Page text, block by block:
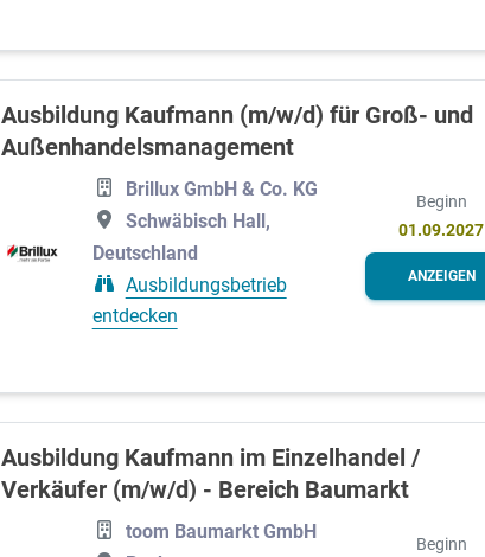
Ausbildung Kaufmann (m/w/d) für Groß- und
Außenhandelsmanagement
Brillux GmbH & Co. KG
Schwäbisch Hall,
Deutschland
Ausbildungsbetrieb
entdecken
Beginn
01.09.2027
ANZEIGEN
Ausbildung Kaufmann im Einzelhandel /
Verkäufer (m/w/d) - Bereich Baumarkt
toom Baumarkt GmbH
Beginn